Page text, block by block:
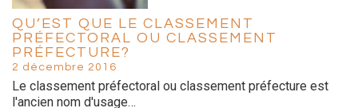
QU’EST QUE LE CLASSEMENT
PRÉFECTORAL OU CLASSEMENT
PRÉFECTURE?
2 décembre 2016
Le classement préfectoral ou classement préfecture est
l'ancien nom d'usage…